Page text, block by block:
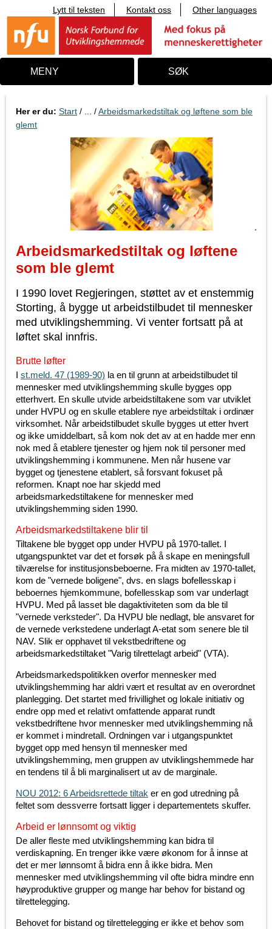
i
n
o
Lytt til teksten Kontakt oss Other languages
MENY SØK
Her er du: Start / ... /Arbeidsmarkedstiltak og løftene som ble
glemt
Arbeidsmarkedstiltak og løftene
som ble glemt
I 1990 lovet Regjeringen, støttet av et enstemmig
Storting, å bygge ut arbeidstilbudet til mennesker
med utviklingshemming. Vi venter fortsatt på at
løftet skal innfris.
Brutte løfter
I st.meld. 47 (1989-90) la en til grunn at arbeidstilbudet til
mennesker med utviklingshemming skulle bygges opp
etterhvert. En skulle utvide arbeidstiltakene som var utviklet
under HVPU og en skulle etablere nye arbeidstiltak i ordinær
virksomhet. Når arbeidstilbudet skulle bygges ut etter hvert
og ikke umiddelbart, så kom nok det av at en hadde mer enn
nok med å etablere tjenester og hjem nok til personer med
utviklingshemming i kommunene. Men når husene var
bygget og tjenestene etablert, så forsvant fokuset på
reformen. Knapt noe har skjedd med
arbeidsmarkedstiltakene for mennesker med
utviklingshemming siden 1990.
Arbeidsmarkedstiltakene blir til
Tiltakene ble bygget opp under HVPU på 1970-tallet. I
utgangspunktet var det et forsøk på å skape en meningsfull
tilværelse for institusjonsbeboerne. Fra midten av 1970-tallet,
kom de "vernede boligene", dvs. en slags bofellesskap i
beboernes hjemkommune, bofellesskap som var underlagt
HVPU. Med på lasset ble dagaktiviteten som da ble til
"vernede verksteder". Da HVPU ble nedlagt, ble ansvaret for
de vernede verkstedene underlagt A-etat som senere ble til
NAV. Slik er opphavet til vekstbedriftene og
arbeidsmarkedstiltaket "Varig tilrettelagt arbeid" (VTA).
Arbeidsmarkedspolitikken overfor mennesker med
utviklingshemming har aldri vært et resultat av en overordnet
planlegging. Det startet med frivillighet og lokale initiativ og
endre opp med et relativt omfattende apparat rundt
vekstbedriftene hvor mennesker med utviklingshemming nå
er kommet i mindretall. Ordningen var i utgangspunktet
bygget opp med hensyn til mennesker med
utviklingshemming, men gruppen av utviklingshemmede har
en tendens til å bli marginalisert ut av de marginale.
NOU 2012: 6 Arbeidsrettede tiltak er en god utredning på
feltet som dessverre fortsatt ligger i departementets skuffer.
Arbeid er lønnsomt og viktig
De aller fleste med utviklingshemming kan bidra til
verdiskapning. En trenger ikke være økonom for å innse at
det er mer lønnsomt å bidra enn å ikke bidra. Men
mennesker med utviklingshemming vil ofte bidra mindre enn
høyproduktive grupper og mange har behov for bistand og
tilrettelegging.
Behovet for bistand og tilrettelegging er ikke et behov som